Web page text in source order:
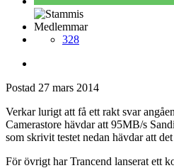
Medlemmar
328
Postad 27 mars 2014
Verkar lurigt att få ett rakt svar
Camerastore hävdar att 95MB/s
som skrivit testet nedan hävdar att
För övrigt har Trancend lanserat ett